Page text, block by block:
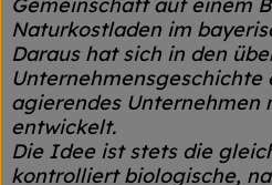
Naturkostladen im
Daraus hat sich in den
agierendes Unternehmen
entwickelt.
Die Idee ist stets die
kontrolliert biologische,